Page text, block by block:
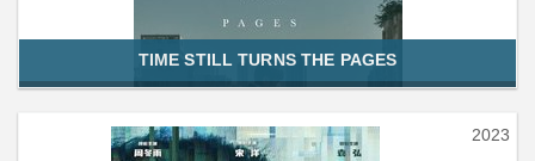
TIME STILL TURNS THE PAGES
2023